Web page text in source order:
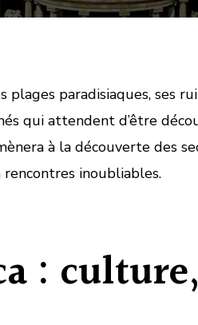
plages paradisiaques, ses
qui attendent d’être
à la découverte des
inoubliables.
: